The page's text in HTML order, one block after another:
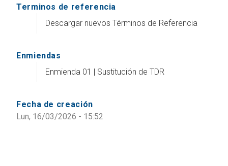
Terminos de referencia
Descargar nuevos Términos de Referencia
Enmiendas
Enmienda 01 | Sustitución de TDR
Fecha de creación
Lun, 16/03/2026 - 15:52